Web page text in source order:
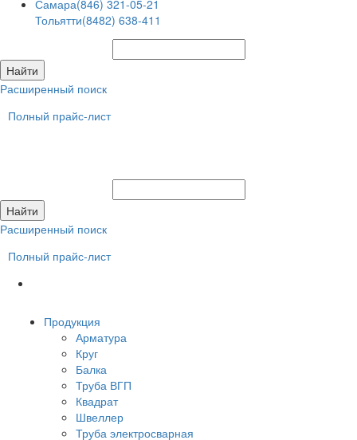
Самара(846) 321-05-21
Тольятти(8482) 638-411
Расширенный поиск
Полный прайс-лист
Расширенный поиск
Полный прайс-лист
Продукция
Арматура
Круг
Балка
Труба ВГП
Квадрат
Швеллер
Труба электросварная